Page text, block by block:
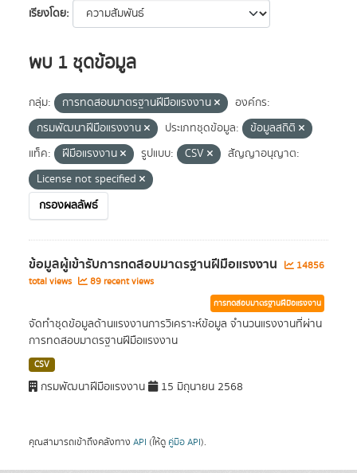
เรียงโดย
พบ 1 ชุดข้อมูล
กลุ่ม: การทดสอบมาตรฐานฝีมือแรงงาน
องค์กร:
กรมพัฒนาฝีมือแรงงาน
ประเภทชุดข้อมูล:
ข้อมูลสถิติ
แท็ค:
ฝีมือแรงงาน รูปแบบ: CSV
สัญญาอนุญาต:
License not specified
กรองผลลัพธ์
ข้อมูลผู้เข้ารับการทดสอบมาตรฐานฝีมือแรงงาน
14856
total views
89 recent views
การทดสอบมาตรฐานฝีมือแรงงาน
จัดทำชุดข้อมูลด้านแรงงานการวิเคราะห์ข้อมูล จำนวนแรงงานที่ผ่าน
การทดสอบมาตรฐานฝีมือแรงงาน
CSV
กรมพัฒนาฝีมือแรงงาน 15 มิถุนายน 2568
คุณสามารถเข้าถึงคลังทาง API (ให้ดู คู่มือ API).